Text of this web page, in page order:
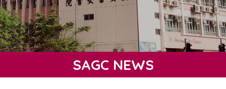
SAGC NEWS